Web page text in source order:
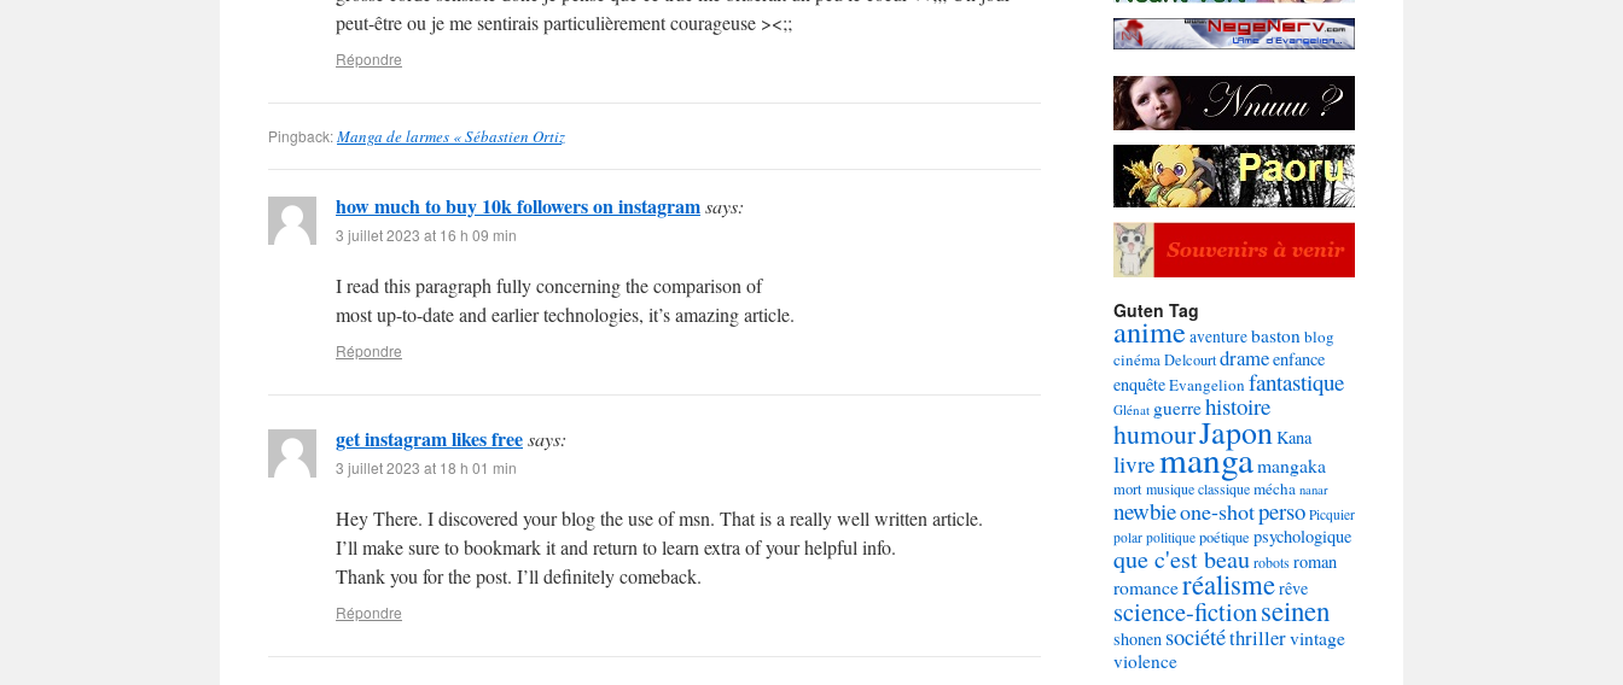
peut-être ou je me sentirais particulièrement courageuse ><;;
Répondre
Pingback:Manga de larmes « Sébastien Ortiz
how much to buy 10k followers on instagramsays:
3 juillet 2023 at 16 h 09 min
I read this paragraph fully concerning the comparison of
most up-to-date and earlier technologies, it’s amazing article.
Répondre
get instagram likes freesays:
3 juillet 2023 at 18 h 01 min
Hey There. I discovered your blog the use of msn. That is a really well written article.
I’ll make sure to bookmark it and return to learn extra of your helpful info.
Thank you for the post. I’ll definitely comeback.
Répondre
Guten Tag
animeaventurebaston blog
cinémaDelcourtdrameenfance
enquêteEvangelion fantastique
Glénat guerrehistoire
humourJapon Kana
livremangamangaka
mortmusique classiquemécha nanar
newbieone-shotperso Picquier
polar politique poétique psychologique
que c'est beaurobotsroman
romanceréalismerêve
science-fictionseinen
shonen sociététhrillervintage
violence